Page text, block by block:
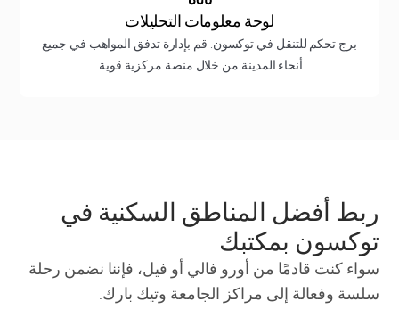
لوحة معلومات التحليلات
برج تحكم للتنقل في توكسون. قم بإدارة تدفق المواهب في جميع
أنحاء المدينة من خلال منصة مركزية قوية.
ربط أفضل المناطق السكنية في
توكسون بمكتبك
سواء كنت قادمًا من أورو فالي أو فيل، فإننا نضمن رحلة
سلسة وفعالة إلى مراكز الجامعة وتيك بارك.